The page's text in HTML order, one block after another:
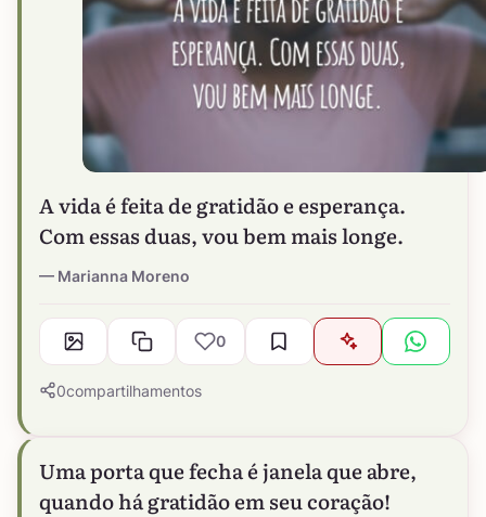
A vida é feita de gratidão e esperança.
Com essas duas, vou bem mais longe.
Marianna Moreno
0
0compartilhamentos
Uma porta que fecha é janela que abre,
quando há gratidão em seu coração!